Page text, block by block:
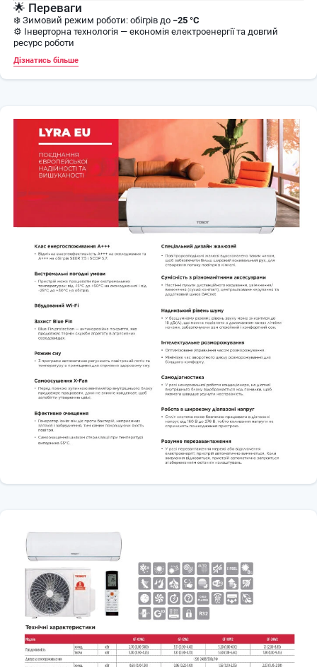
🌟 Переваги
❄️ Зимовий режим роботи: обігрів до −25 °C
⚙️ Інверторна технологія — економія електроенергії та довгий
ресурс роботи
📱 Вбудований Wi-Fi для дистанційного керування через смартфон
⚡ Високий клас енергоефективності A++
🔇 Надтиха робота від21 дБ
✨ Мінімалістичний сучасний дизайн Lyra Winter
🛠️ Монтаж кондиціонера та установка кондиціонера від Climat-Opt
📋 Технічні характеристики
🏠 Внутрішній блок
Рекомендована площа: до35 м²
Потужність охолодження:3,5 кВт
Потужність обігріву:
3,8 кВт
Споживана потужність: ~1,05–1,10 кВт
805 × 194 × 285 мм
Вага:9,5 кг
🌍 Зовнішній блок
Компресор: DC Inverter
Потужність охолодження:3,5 кВт
Потужність обігріву:
Холодоагент:R32
Робочий температурний діапазон: від−25 °C (обігрів)до+46 °C
(охолодження)
Рівень шуму:
Габарити:800 × 333 × 554 мм
Вага: 33 кг
🏡 Де підходить
Для квартир та приватних будинків із кімнатами до 35 м²
Для спалень, дитячих, кабінетів і віталень
Для користувачів, яким потрібен
цілорічний комфорт із потужним
обігрівом
Для тих, хто цінує Wi-Fi-керування та якісний монтаж від Climat-Opt
Дізнатись більше